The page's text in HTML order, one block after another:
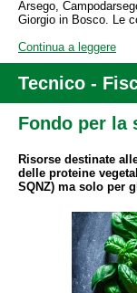
Arsego,
Giorgio in Bosco. Le
Continua a leggere
Tecnico -
Fondo per la
Risorse destinate
delle proteine
SQNZ) ma solo per